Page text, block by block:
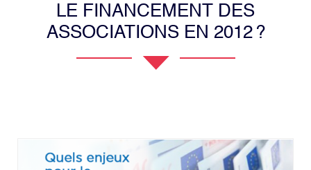
LE FINANCEMENT DES
ASSOCIATIONS EN 2012 ?